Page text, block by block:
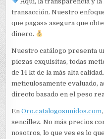
transacción. Nuestro
que pagas» asegura que
dinero.
Nuestro catálogo presenta
piezas exquisitas, todas
de 14 kt de la más alta calidad.
meticulosamente evaluado,
directo basado en el peso
EnOro.catalogosunidos.com
sencillez. No más precios
nosotros, lo que ves es lo